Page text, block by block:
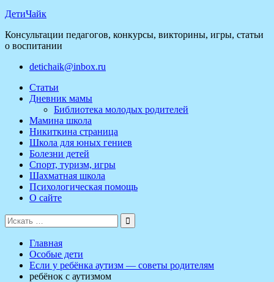
ДетиЧайк
Консультации педагогов, конкурсы, викторины, игры, статьи
о воспитании
detichaik@inbox.ru
Статьи
Дневник мамы
Библиотека молодых родителей
Мамина школа
Никиткина страница
Школа для юных гениев
Болезни детей
Спорт, туризм, игры
Шахматная школа
Психологическая помощь
О сайте
Поиск
для:
Главная
Особые дети
Если у ребёнка аутизм — советы родителям
ребёнок с аутизмом